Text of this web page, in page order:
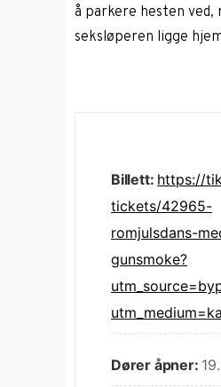
å parkere hesten ved,
seksløperen ligge
Billett: https://
tickets/42965-
romjulsdans-
gunsmoke?
Dører åpner: